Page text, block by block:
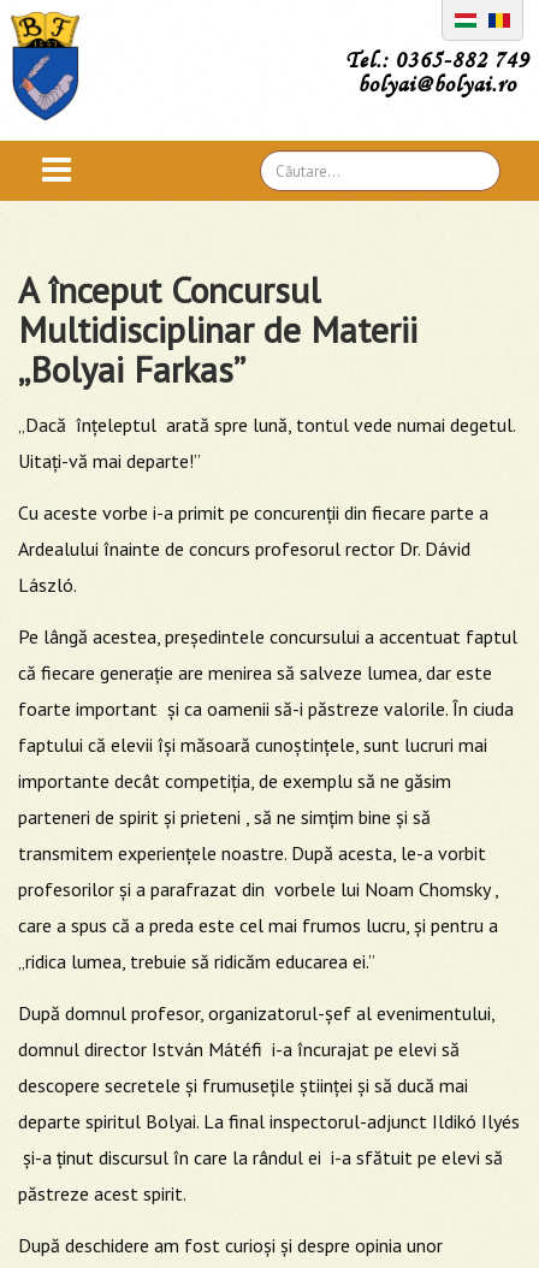
Tel.: 0365-882 749
bolyai@bolyai.ro
Căutare
...
A început Concursul
Multidisciplinar de Materii
„Bolyai Farkas”
„Dacă înțeleptul arată spre lună, tontul vede numai degetul.
Uitați-vă mai departe!”
Cu aceste vorbe i-a primit pe concurenții din fiecare parte a
Ardealului înainte de concurs profesorul rector Dr. Dávid
László.
Pe lângă acestea, președintele concursului a accentuat faptul
că fiecare generație are menirea să salveze lumea, dar este
foarte important și ca oamenii să-i păstreze valorile. În ciuda
faptului că elevii își măsoară cunoștințele, sunt lucruri mai
importante decât competiția, de exemplu să ne găsim
parteneri de spirit și prieteni , să ne simțim bine și să
transmitem experiențele noastre. După acesta, le-a vorbit
profesorilor și a parafrazat din vorbele lui Noam Chomsky ,
care a spus că a preda este cel mai frumos lucru, și pentru a
„ridica lumea, trebuie să ridicăm educarea ei.”
După domnul profesor, organizatorul-șef al evenimentului,
domnul director István Mátéfi i-a încurajat pe elevi să
descopere secretele și frumusețile științei și să ducă mai
departe spiritul Bolyai. La final inspectorul-adjunct Ildikó Ilyés
și-a ținut discursul în care la rândul ei i-a sfătuit pe elevi să
păstreze acest spirit.
După deschidere am fost curioși și despre opinia unor